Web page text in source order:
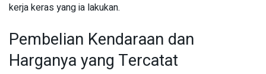
kerja keras yang ia lakukan.
Pembelian Kendaraan dan
Harganya yang Tercatat